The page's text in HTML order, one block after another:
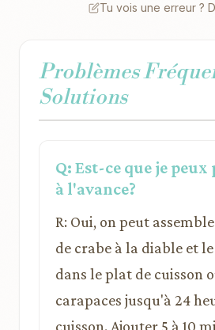
Tu vois une erreur ?
Problèmes
Solutions
Q: Est-ce que je peux
à l'avance?
R: Oui, on peut
de crabe à la diable et
dans le plat de cuisson
carapaces jusqu'à 24
cuisson. Ajouter 5 à 10